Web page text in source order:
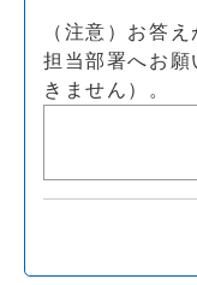
（注意）お答
担当部署へお
きません）。